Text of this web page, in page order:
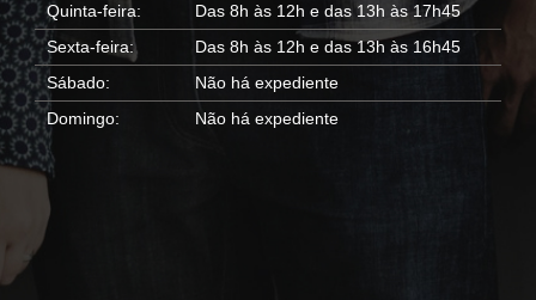
Quinta-feira:
Das 8h às 12h e das 13h às 17h45
Sexta-feira:
Das 8h às 12h e das 13h às 16h45
Sábado:
Não há expediente
Domingo:
Não há expediente